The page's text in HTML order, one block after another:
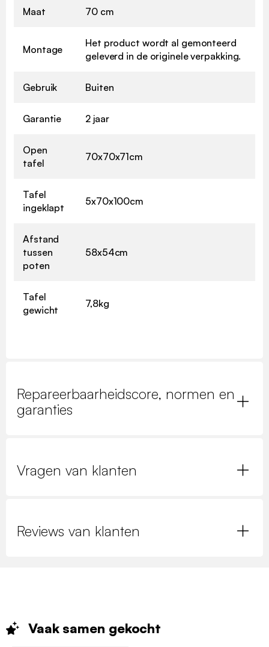
Maat 70 cm
Montage
Het product wordt al gemonteerd
geleverd in de originele verpakking.
Gebruik Buiten
Garantie 2 jaar
Open
tafel
70x70x71cm
Tafel
ingeklapt
5x70x100cm
Afstand
tussen
poten
58x54cm
Tafel
gewicht
7,8kg
Repareerbaarheidscore, normen en
garanties
Vragen van klanten
Reviews van klanten
Vaak samen gekocht